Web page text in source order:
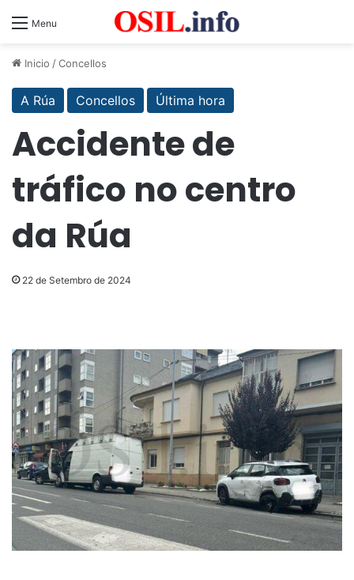
Menu
Inicio /Concellos
A Rúa Concellos Última hora
Accidente de
tráfico no centro
da Rúa
22 de Setembro de 2024